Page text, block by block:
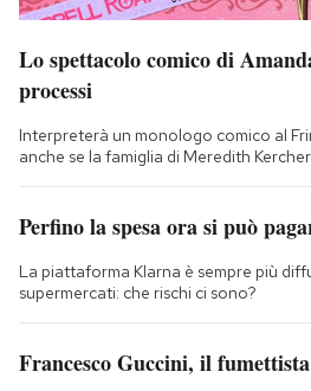
Lo spettacolo comico di
processi
Interpreterà un monologo comico al
anche se la famiglia di Meredith
Perfino la spesa ora si può
La piattaforma Klarna è sempre più
supermercati: che rischi ci sono?
Francesco Guccini, il fumettista